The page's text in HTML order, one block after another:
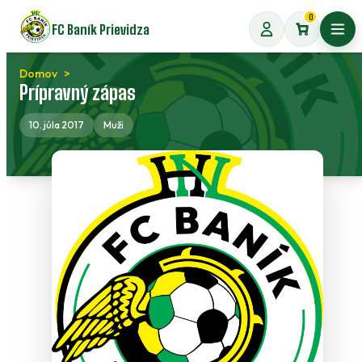
Preskočiť
na
obsah
FC Baník Prievidza
0
Domov
Prípravný zápas
10. júla 2017 Muži